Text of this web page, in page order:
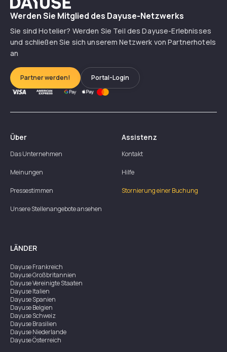
Werden Sie Mitglied des Dayuse-Netzwerks
Sie sind Hotelier? Werden Sie Teil des Dayuse-Erlebnisses
und schließen Sie sich unserem Netzwerk von Partnerhotels
an
Partner werden! Portal-Login
Über
Das Unternehmen
Meinungen
Pressestimmen
Unsere Stellenangebote ansehen
Assistenz
Kontakt
Hilfe
Stornierung einer Buchung
LÄNDER
DayuseFrankreich
DayuseGroßbritannien
DayuseVereinigte Staaten
DayuseItalien
DayuseSpanien
DayuseBelgien
DayuseSchweiz
DayuseBrasilien
DayuseNiederlande
DayuseÖsterreich